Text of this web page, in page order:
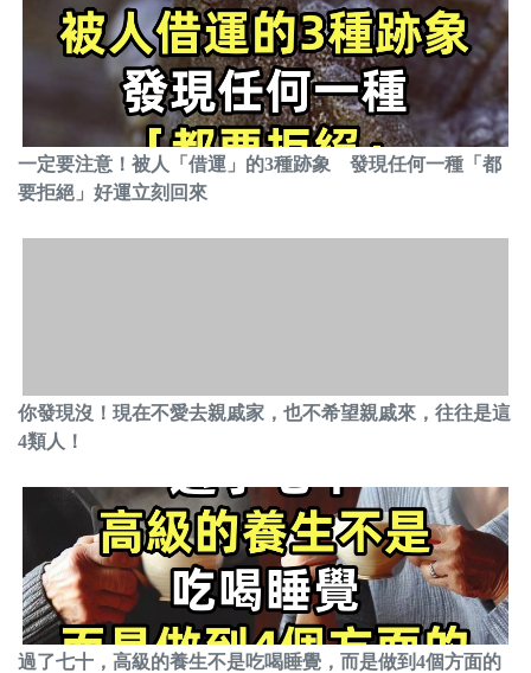
一定要注意！被人「借運」的3種跡象 發現任何一種「都
要拒絕」好運立刻回來
你發現沒！現在不愛去親戚家，也不希望親戚來，往往是這
4類人！
過了七十，高級的養生不是吃喝睡覺，而是做到4個方面的